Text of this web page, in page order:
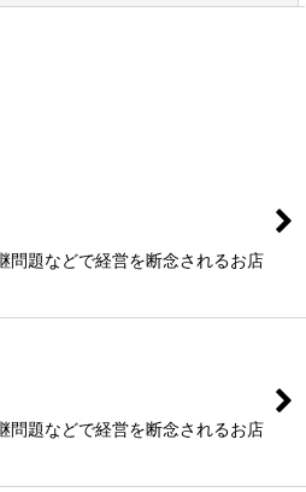
問題などで経営を断念されるお店
問題などで経営を断念されるお店